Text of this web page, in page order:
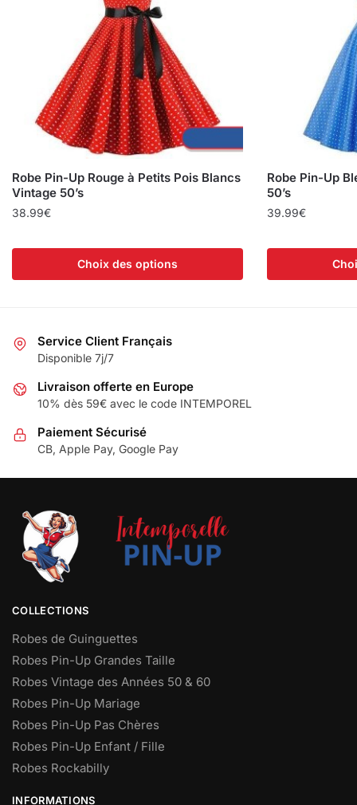
Robe Pin-Up Rouge à Petits Pois Blancs
Vintage 50’s
38.99€
Choix des options
Robe Pin-Up
50’s
39.99€
Service Client Français
Disponible 7j/7
Livraison offerte en Europe
10% dès 59€ avec le code INTEMPOREL
Paiement Sécurisé
CB, Apple Pay, Google Pay
COLLECTIONS
Robes de Guinguettes
Robes Pin-Up Grandes Taille
Robes Vintage des Années 50 & 60
Robes Pin-Up Mariage
Robes Pin-Up Pas Chères
Robes Pin-Up Enfant / Fille
Robes Rockabilly
INFORMATIONS